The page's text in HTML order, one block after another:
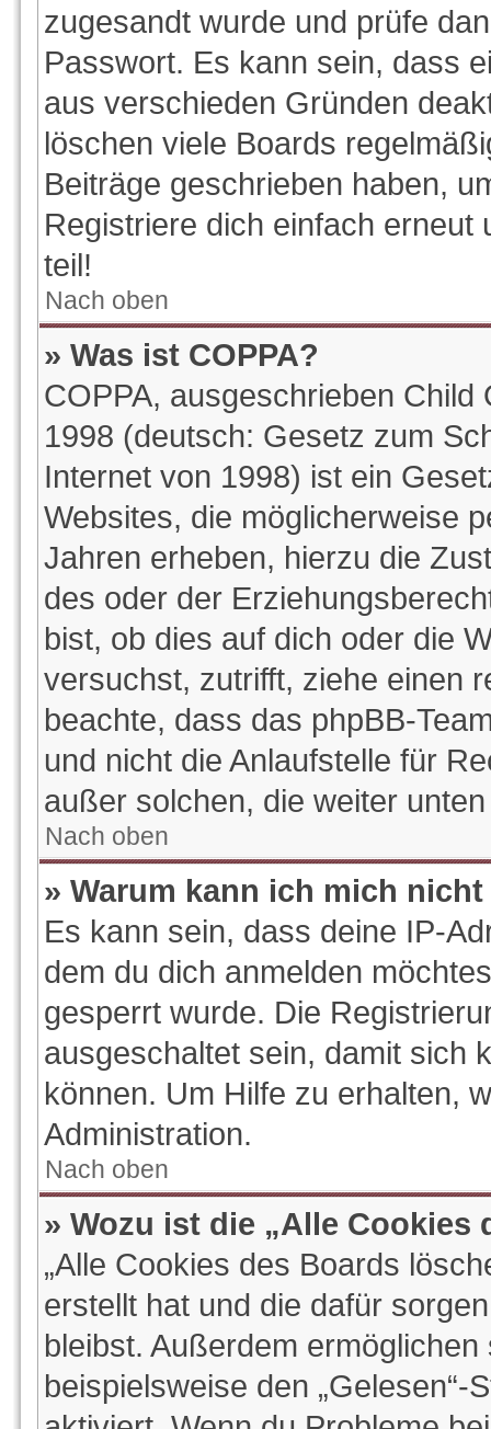
zugesandt wurde und prüfe
Passwort. Es kann sein, dass
aus verschieden Gründen
löschen viele Boards
Beiträge geschrieben haben,
Registriere dich einfach
teil!
Nach oben
» Was ist COPPA?
COPPA, ausgeschrieben
1998 (deutsch: Gesetz zum
Internet von 1998) ist ein
Websites, die möglicherweise
Jahren erheben, hierzu die
des oder der
bist, ob dies auf dich oder die
versuchst, zutrifft, ziehe einen
beachte, dass das phpBB-
und nicht die Anlaufstelle für
außer solchen, die weiter
Nach oben
» Warum kann ich mich
Es kann sein, dass deine IP-
dem du dich anmelden
gesperrt wurde. Die
ausgeschaltet sein, damit sich
können. Um Hilfe zu erhalten,
Administration.
Nach oben
» Wozu ist die „Alle
„Alle Cookies des Boards
erstellt hat und die dafür
bleibst. Außerdem
beispielsweise den